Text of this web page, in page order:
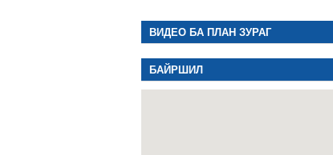
ВИДЕО БА ПЛАН ЗУРАГ
БАЙРШИЛ